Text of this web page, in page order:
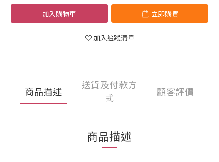
加入購物車 立即購買
加入追蹤清單
商品描述
送貨及付款方
式
顧客評價
商品描述